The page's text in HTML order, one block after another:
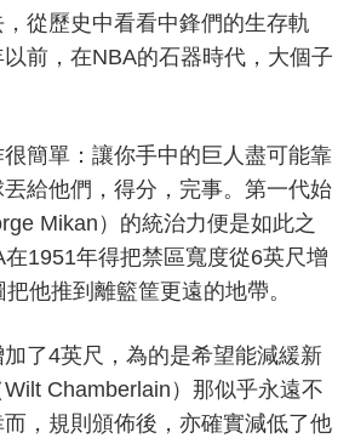
從歷史中看看中鋒們的生存軌
前，在NBA的石器時代，大個子
簡單：讓你手中的巨人盡可能靠
給他們，得分，完事。第一代始
Mikan）的統治力便是如此之
1951年得把禁區寬度從6英尺增
他推到離籃筐更遠的地帶。
了4英尺，為的是希望能減緩新
Chamberlain）那似乎永遠不
，規則頒佈後，亦確實減低了他